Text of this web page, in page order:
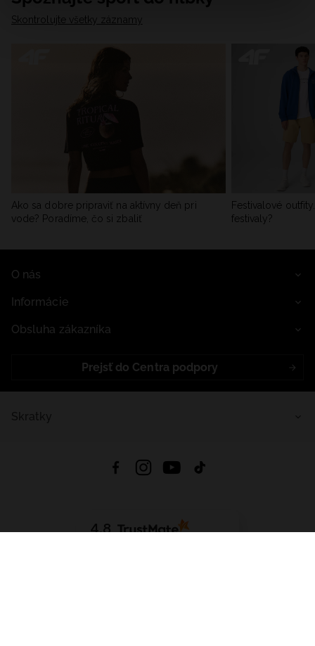
našimi partnermi (napr. sociálne siete). Podrobné
údajov a v časti „Podrobnosti“.
Skontrolujte všetky záznamy
Ako sa dobre pripraviť na aktívny deň pri
vode? Poradíme, čo si zbaliť
Festivalové
festivaly?
O nás
Informácie
Obsluha zákazníka
Prejsť do Centra podpory
4.8